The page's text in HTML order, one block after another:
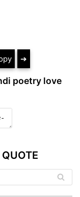
➔
poetry love